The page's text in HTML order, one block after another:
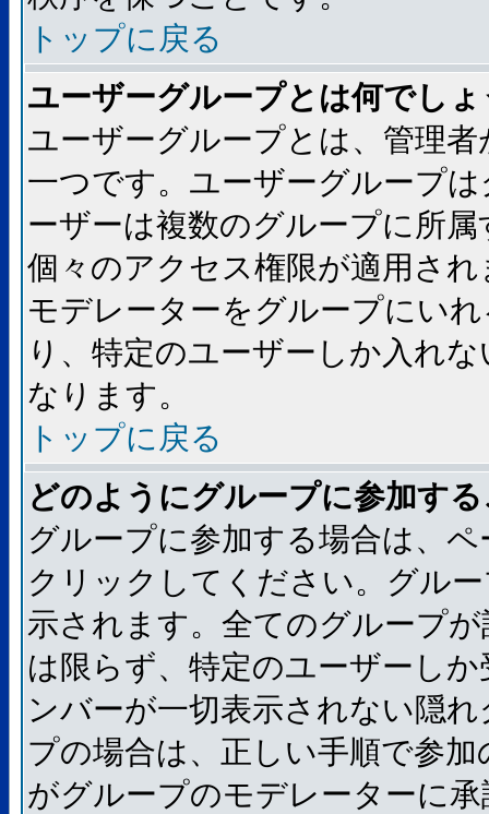
トップに戻る
ユーザーグループとは何でし
ユーザーグループとは、管理
一つです。ユーザーグループ
ーザーは複数のグループに所
個々のアクセス権限が適用さ
モデレーターをグループにい
り、特定のユーザーしか入れ
なります。
トップに戻る
どのようにグループに参加す
グループに参加する場合は、
クリックしてください。グル
示されます。全てのグループ
は限らず、特定のユーザーし
ンバーが一切表示されない隠
プの場合は、正しい手順で参
がグループのモデレーターに